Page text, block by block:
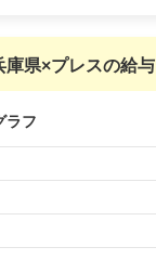
庫県×プレスの給与
ラフ